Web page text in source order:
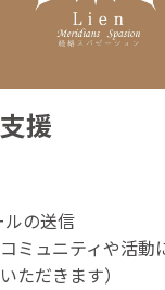
援
ルの送信
コミュニティや活
ただきます）